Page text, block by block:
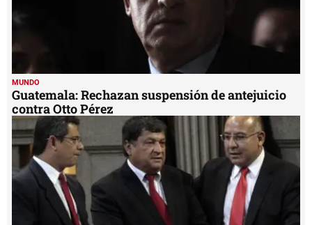
MUNDO
Guatemala: Rechazan suspensión de antejuicio
contra Otto Pérez